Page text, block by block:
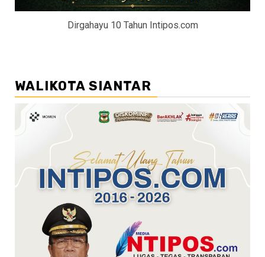
Dirgahayu 10 Tahun Intipos.com
WALIKOTA SIANTAR